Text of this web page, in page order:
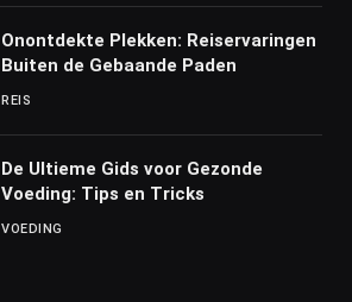
Onontdekte Plekken: Reiservaringen
Buiten de Gebaande Paden
REIS
De Ultieme Gids voor Gezonde
Voeding: Tips en Tricks
VOEDING